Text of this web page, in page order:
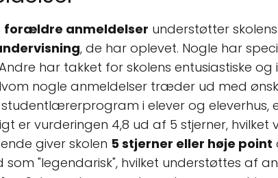
forældre anmeldelser understøtter
, de har oplevet. Nogle har
har takket for skolens entusiastiske
nogle anmeldelser træder ud med
i elever og eleverhus,
er vurderingen 4,8 ud af 5 stjerner,
giver skolen 5 stjerner eller høje point
"legendarisk", hvilket understøttes af